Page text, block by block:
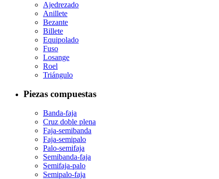
Ajedrezado
Anillete
Bezante
Billete
Equipolado
Fuso
Losange
Roel
Triángulo
Piezas compuestas
Banda-faja
Cruz doble plena
Faja-semibanda
Faja-semipalo
Palo-semifaja
Semibanda-faja
Semifaja-palo
Semipalo-faja